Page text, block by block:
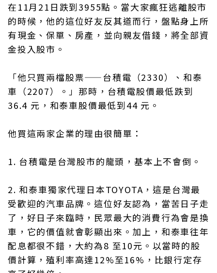
在11月21日跌到3955點。當大家瘋狂逃離股市
的時候，他的這位好友反其道而行，盤點身上所
有現金、保單、房產，並向親友借錢，將全部資
金投入股市。
「他只買兩檔股票——台積電（2330）、和泰
車（2207）。」那時，台積電股價最低跌到
36.4 元，和泰車股價最低到44 元。
他買這兩家企業的理由很簡單：
1. 台積電是台灣股市的龍頭，基本上不會倒。
2. 和泰車獨家代理日本TOYOTA，這是台灣最
受歡迎的汽車品牌。這位好友認為，當苦日子走
了，好日子來臨時，民眾最大的消費行為會是換
車，它的價值就會彰顯出來。加上，和泰車往年
配息都很不錯，大約為8 至10元。以當時的股
價計算，殖利率高達12%至16%，比銀行定存